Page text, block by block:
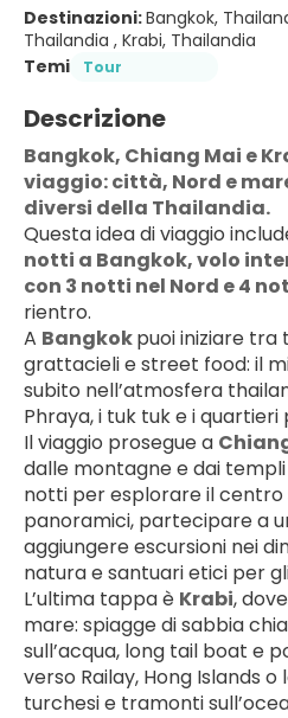
Destinazioni:Bangkok,
Thailandia , Krabi, Thailandia
Temi
Tour
Descrizione
Bangkok, Chiang Mai e
viaggio: città, Nord e
diversi della Thailandia.
Questa idea di viaggio
notti a Bangkok, volo
con 3 notti nel Nord e 4
rientro.
A Bangkok puoi iniziare
grattacieli e street food: il
subito nell’atmosfera
Phraya, i tuk tuk e i quartieri
Il viaggio prosegue a
dalle montagne e dai
notti per esplorare il
panoramici, partecipare a
aggiungere escursioni nei
natura e santuari etici per
L’ultima tappa è Krabi,
mare: spiagge di sabbia
sull’acqua, long tail boat e
verso Railay, Hong Islands
turchesi e tramonti